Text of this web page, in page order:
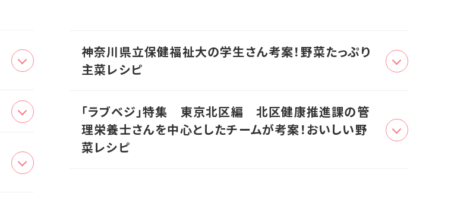
神奈川県立保健福祉大の学生さん考案！野菜たっぷり
主菜レシピ
｢ラブベジ｣特集 東京北区編 北区健康推進課の管
理栄養士さんを中心としたチームが考案！おいしい野
菜レシピ